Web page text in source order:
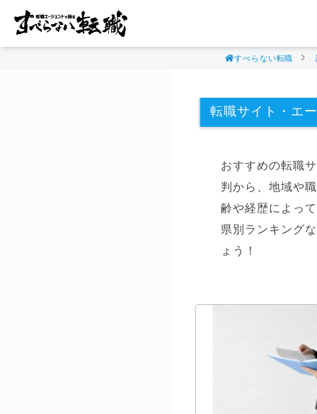
すべらない転職
転職サイト・エ
おすすめの転職
判から、地域や
齢や経歴によっ
県別ランキング
ょう！